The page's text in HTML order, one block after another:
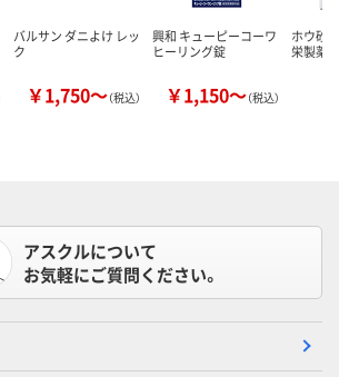
バルサン ダニよけ レッ
ク
￥1,750～（税込）
興和 キューピーコーワ
ヒーリング錠
￥1,150～（税込）
ホウ砂（
栄製薬
アスクルについて
お気軽にご質問ください。